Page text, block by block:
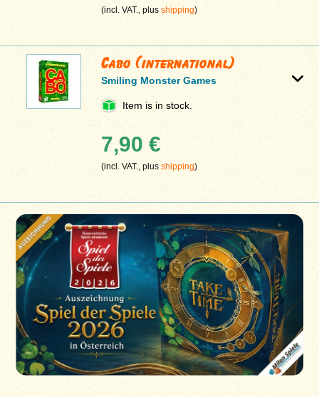
(incl. VAT., plusshipping)
Cabo (international)
Smiling Monster Games
Item is in stock.
7,90 €
(incl. VAT., plusshipping)